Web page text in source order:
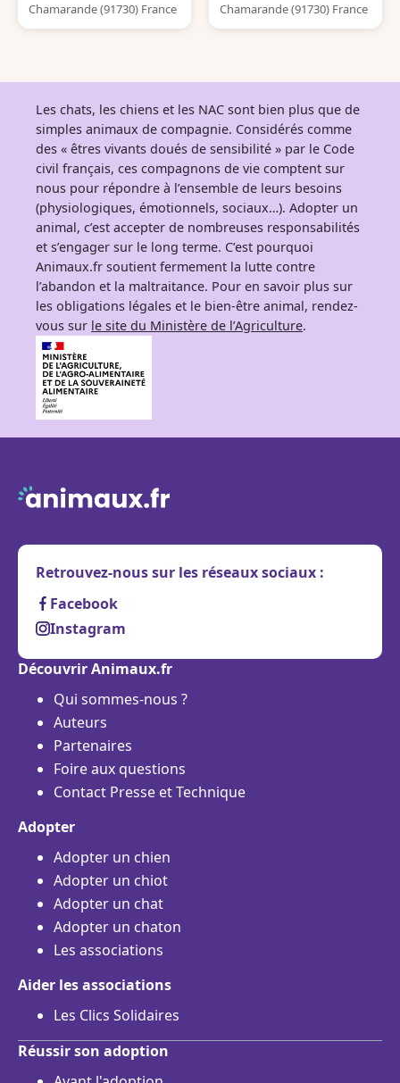
Chamarande (91730) France
Chamarande (91730) France
Les chats, les chiens et les NAC sont bien plus que de
simples animaux de compagnie. Considérés comme
des « êtres vivants doués de sensibilité » par le Code
civil français, ces compagnons de vie comptent sur
nous pour répondre à l’ensemble de leurs besoins
(physiologiques, émotionnels, sociaux…). Adopter un
animal, c’est accepter de nombreuses responsabilités
et s’engager sur le long terme. C’est pourquoi
Animaux.fr soutient fermement la lutte contre
l’abandon et la maltraitance. Pour en savoir plus sur
les obligations légales et le bien-être animal, rendez-
vous sur le site du Ministère de l’Agriculture.
Retrouvez-nous sur les réseaux sociaux :
Facebook
Instagram
Découvrir Animaux.fr
Qui sommes-nous ?
Auteurs
Partenaires
Foire aux questions
Contact Presse et Technique
Adopter
Adopter un chien
Adopter un chiot
Adopter un chat
Adopter un chaton
Les associations
Aider les associations
Les Clics Solidaires
Réussir son adoption